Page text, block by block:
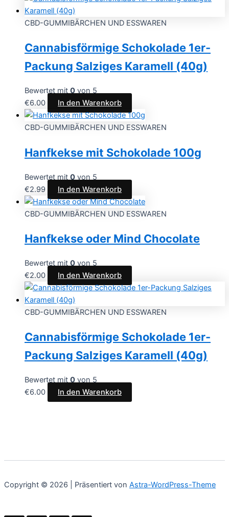
CBD-GUMMIBÄRCHEN UND ESSWAREN
Cannabisförmige Schokolade 1er-
Packung Salziges Karamell (40g)
Bewertet mit 0 von 5
€6.00 In den Warenkorb
CBD-GUMMIBÄRCHEN UND ESSWAREN
Hanfkekse mit Schokolade 100g
Bewertet mit 0 von 5
€2.99 In den Warenkorb
CBD-GUMMIBÄRCHEN UND ESSWAREN
Hanfkekse oder Mind Chocolate
Bewertet mit 0 von 5
€2.00 In den Warenkorb
CBD-GUMMIBÄRCHEN UND ESSWAREN
Cannabisförmige Schokolade 1er-
Packung Salziges Karamell (40g)
Bewertet mit 0 von 5
€6.00 In den Warenkorb
Copyright © 2026 | Präsentiert von Astra-WordPress-Theme